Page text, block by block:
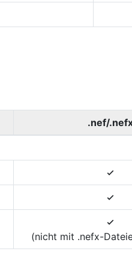
.nef/
4
4
4
(nicht mit .nefx-